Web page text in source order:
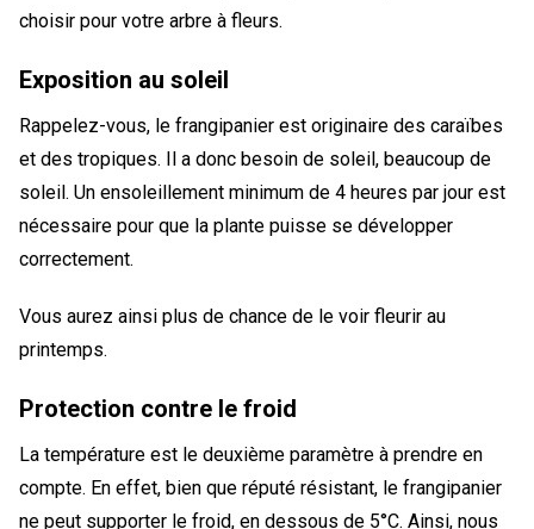
choisir pour votre arbre à fleurs.
Exposition au soleil
Rappelez-vous, le frangipanier est originaire des caraïbes
et des tropiques. Il a donc besoin de soleil, beaucoup de
soleil. Un ensoleillement minimum de 4 heures par jour est
nécessaire pour que la plante puisse se développer
correctement.
Vous aurez ainsi plus de chance de le voir fleurir au
printemps.
Protection contre le froid
La température est le deuxième paramètre à prendre en
compte. En effet, bien que réputé résistant, le frangipanier
ne peut supporter le froid, en dessous de 5°C. Ainsi, nous